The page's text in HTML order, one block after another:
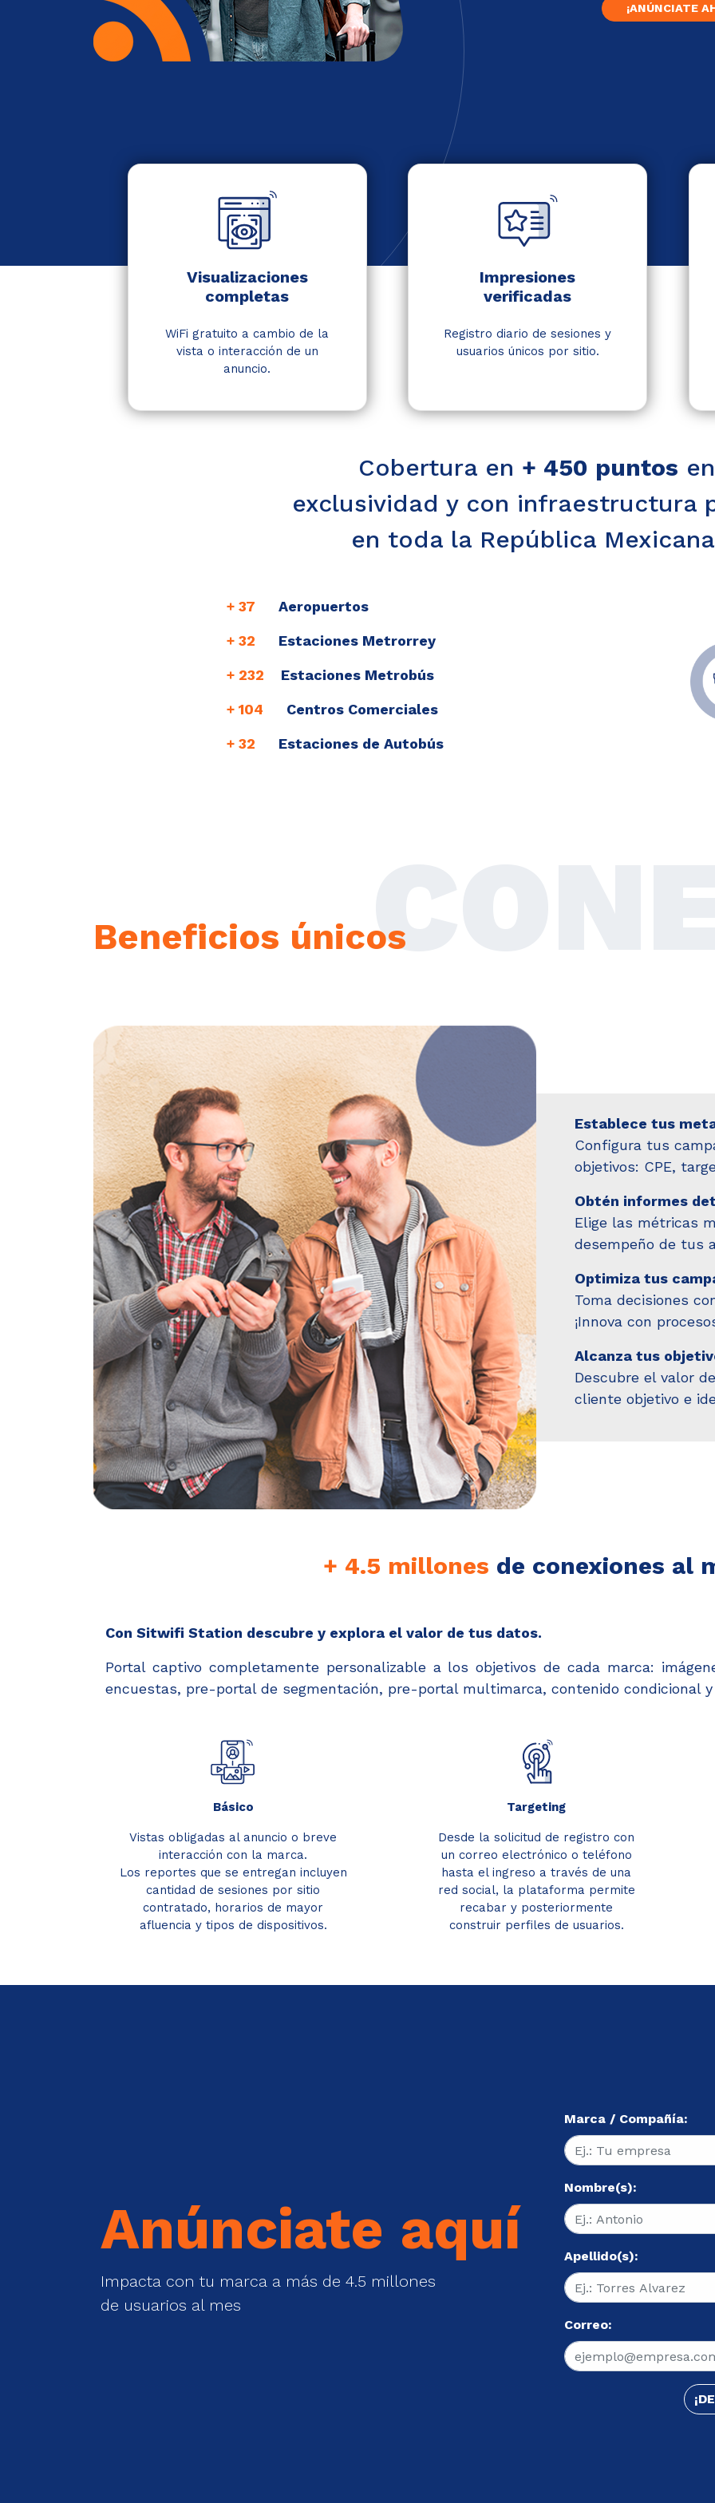
¡ANÚNCIATE
Visualizaciones
completas
WiFi gratuito a cambio de la
vista o interacción de un
anuncio.
Impresiones
verificadas
Registro diario de sesiones y
usuarios únicos por sitio.
Cobertura en + 450 puntos en
exclusividad y con infraestructura
en toda la República
+ 37 Aeropuertos
+ 32 Estaciones Metrorrey
+ 232 Estaciones Metrobús
+ 104 Centros Comerciales
+ 32 Estaciones de Autobús
Beneficios únicos
Establece tus
Configura tus
objetivos: CPE,
Obtén informes
Elige las métricas
desempeño de tus
Optimiza tus
Toma decisiones
¡Innova con
Alcanza tus
Descubre el valor
cliente objetivo e
+ 4.5 millones de conexiones al
Con Sitwifi Station descubre y explora el valor de tus datos.
Portal captivo completamente personalizable a los objetivos de cada marca:
encuestas, pre-portal de segmentación, pre-portal multimarca, contenido condicional
Básico
Vistas obligadas al anuncio o breve
interacción con la marca.
Los reportes que se entregan incluyen
cantidad de sesiones por sitio
contratado, horarios de mayor
afluencia y tipos de dispositivos.
Targeting
Desde la solicitud de registro con
un correo electrónico o teléfono
hasta el ingreso a través de una
red social, la plataforma permite
recabar y posteriormente
construir perfiles de usuarios.
Anúnciate aquí
Impacta con tu marca a más de 4.5 millones
de usuarios al mes
Marca / Compañía:
Nombre(s):
Apellido(s):
Correo: